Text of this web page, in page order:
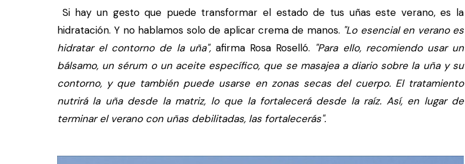
Si hay un gesto que puede transformar el estado de tus uñas este verano, es la
hidratación. Y no hablamos solo de aplicar crema de manos. "Lo esencial en verano es
hidratar el contorno de la uña",afirma Rosa Roselló. "Para ello, recomiendo usar un
bálsamo, un sérum o un aceite específico, que se masajea a diario sobre la uña y su
contorno, y que también puede usarse en zonas secas del cuerpo. El tratamiento
nutrirá la uña desde la matriz, lo que la fortalecerá desde la raíz. Así, en lugar de
terminar el verano con uñas debilitadas, las fortalecerás".